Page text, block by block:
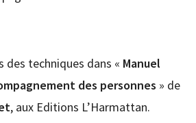
des techniques dans « Manuel
des personnes » de
, aux Editions L’Harmattan.